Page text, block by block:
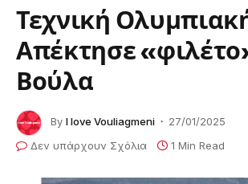
Τεχνική
Απέκτησε
Βούλα
By I love Vouliagmeni
27/01/2025
Δεν υπάρχουν Σχόλια
1 Min Read